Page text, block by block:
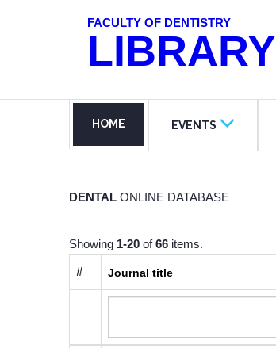
FACULTY OF DENTISTRY
LIBRARY
HOME EVENTS
DENTAL ONLINE DATABASE
Showing 1-20 of66 items.
# Journal title